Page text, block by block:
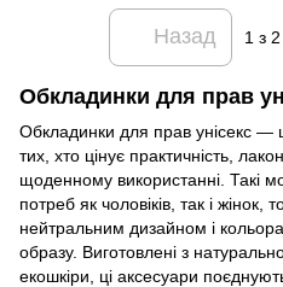
Назад 1 з 2
Обкладинки для прав
Обкладинки для прав унісекс —
тих, хто цінує практичність,
щоденному використанні. Такі
потреб як чоловіків, так і
нейтральним дизайном і
образу. Виготовлені з
екошкіри, ці аксесуари